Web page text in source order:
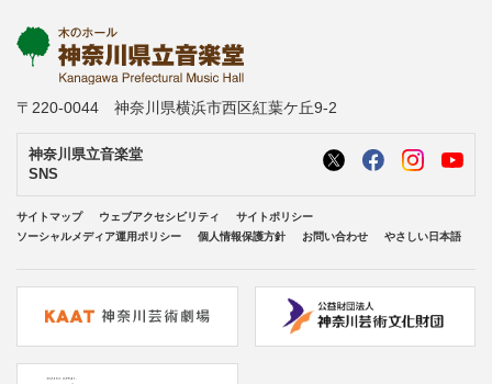
〒220-0044 神奈川県横浜市西区紅葉ケ丘9-2
神奈川県立音楽堂
SNS
サイトマップ ウェブアクセシビリティ
サイトポリシー
ソーシャルメディア運用ポリシー
個人情報保護方針 お問い合わせ やさしい日本語